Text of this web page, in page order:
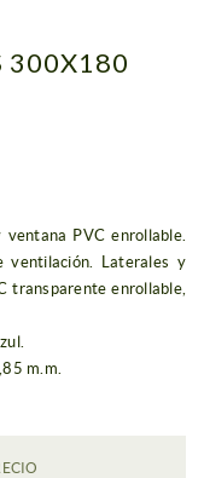
300X180
PVC enrollable.
ventilación. Laterales y
transparente enrollable,
m.m.